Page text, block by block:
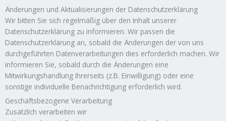
Änderungen und Aktualisierungen der Datenschutzerklärung
Wir bitten Sie sich regelmäßig über den Inhalt unserer
Datenschutzerklärung zu informieren. Wir passen die
Datenschutzerklärung an, sobald die Änderungen der von uns
durchgeführten Datenverarbeitungen dies erforderlich machen. Wir
informieren Sie, sobald durch die Änderungen eine
Mitwirkungshandlung Ihrerseits (z.B. Einwilligung) oder eine
sonstige individuelle Benachrichtigung erforderlich wird.
Geschäftsbezogene Verarbeitung
Zusätzlich verarbeiten wir